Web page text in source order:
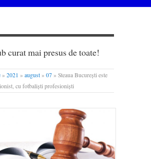
curat mai presus de toate!
» 2021 » august » 07 » Steaua București este
cu fotbaliști profesioniști